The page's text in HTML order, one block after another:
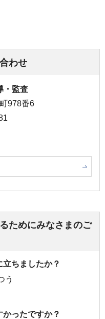
わせ
・監査
978番6
ためにみなさまのご
ちましたか？
う
ったですか？